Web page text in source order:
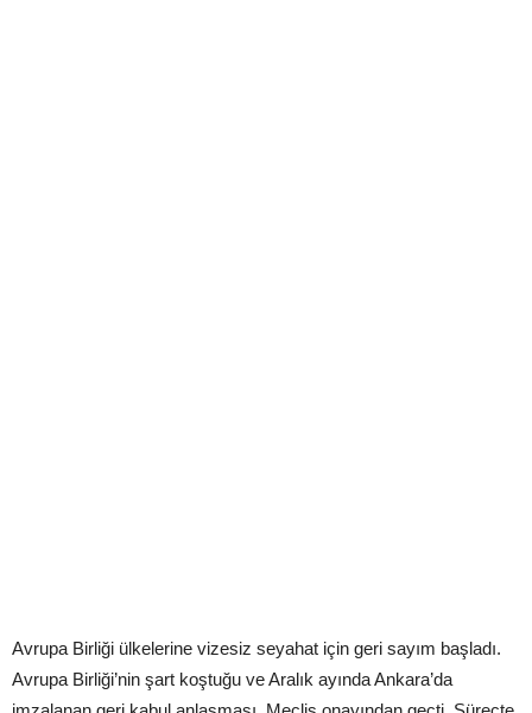
Avrupa Birliği ülkelerine vizesiz seyahat için geri sayım başladı.
Avrupa Birliği’nin şart koştuğu ve Aralık ayında Ankara’da